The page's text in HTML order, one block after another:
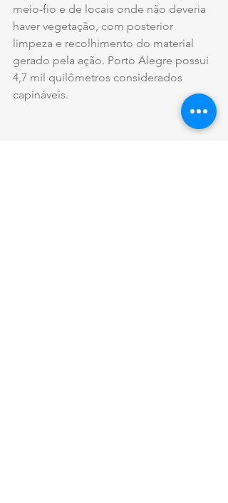
meio-fio e de locais onde não deveria
haver vegetação, com posterior
limpeza e recolhimento do material
gerado pela ação. Porto Alegre possui
4,7 mil quilômetros considerados
capináveis.